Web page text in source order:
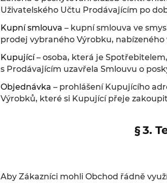
Uživatelského Učtu Prodávajícím po
Kupní smlouva – kupní smlouva ve
prodej vybraného Výrobku,
Kupující– osoba, která je
s Prodávajícím uzavřela Smlouvu o
Objednávka – prohlášení Kupujícího
Výrobků, které si Kupující přeje
§ 3.
Aby Zákazníci mohli Obchod řádně